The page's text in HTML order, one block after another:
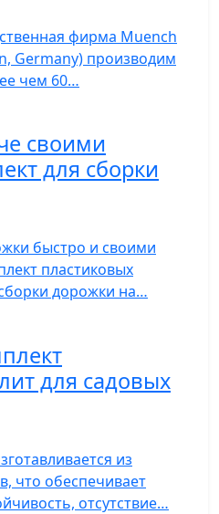
фирма Muench
Germany) производим
чем 60…
своими
для сборки
быстро и своими
пластиковых
дорожки на…
для садовых
из
что обеспечивает
отсутствие…